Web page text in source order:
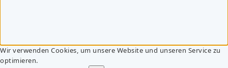
Wir verwenden Cookies, um unsere Website und unseren Service zu
optimieren.